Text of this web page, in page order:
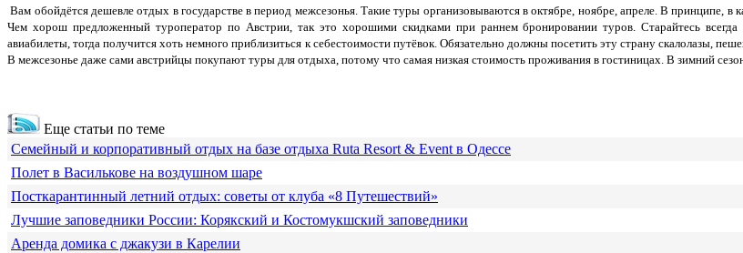
Вам обойдётся дешевле отдых в государстве в период межсезонья. Такие туры организовываются в октябре, ноябре, апреле. В принципе,
Чем хорош предложенный туроператор по Австрии, так это хорошими скидками при раннем бронировании туров. Старайтесь всегда
авиабилеты, тогда получится хоть немного приблизиться к себестоимости путёвок. Обязательно должны посетить эту страну скалолазы,
В межсезонье даже сами австрийцы покупают туры для отдыха, потому что самая низкая стоимость проживания в гостиницах. В зимний
Еще статьи по теме
Семейный и корпоративный отдых на базе отдыха Ruta Resort & Event в Одессе
Полет в Василькове на воздушном шаре
Посткарантинный летний отдых: советы от клуба «8 Путешествий»
Лучшие заповедники России: Корякский и Костомукшский заповедники
Аренда домика с джакузи в Карелии